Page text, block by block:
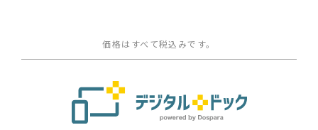
価格はすべて税込みです。